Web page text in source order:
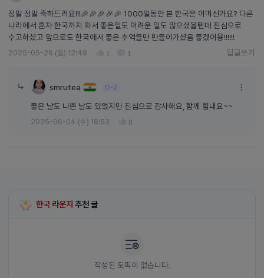
정말 정말 축하드려요!!!🎉🎉🎉🎉🎉 1000일동안 본 한국은 어떠신가요? 다른
나라에서 혼자 한국까지 와서 좋은일도 어려운 일도 많으셨을텐데 진심으로
수고하셨고 앞으로도 한국에서 좋은 추억들만 만들어가셨음 좋겠어용!!!!!!
2025-05-26 (월) 12:48 1 1답글쓰기 답글쓰기
smrutea D-2
좋은 날도 나쁜 날도 있었지만 진심으로 감사해요, 함께 힘내요~~
2025-06-04 (수) 18:53 0
한국 라운지 추천 글
작성된 토픽이 없습니다.